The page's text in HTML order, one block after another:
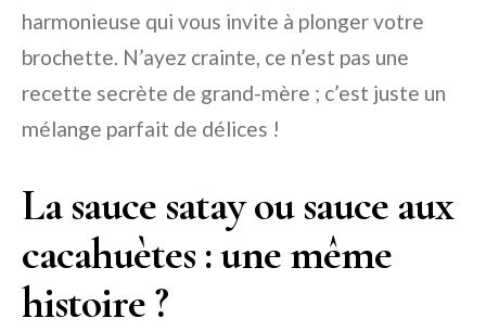
harmonieuse qui vous invite à plonger votre
brochette. N’ayez crainte, ce n’est pas une
recette secrète de grand-mère ; c’est juste un
mélange parfait de délices !
La sauce satay ou sauce aux
cacahuètes : une même
histoire ?